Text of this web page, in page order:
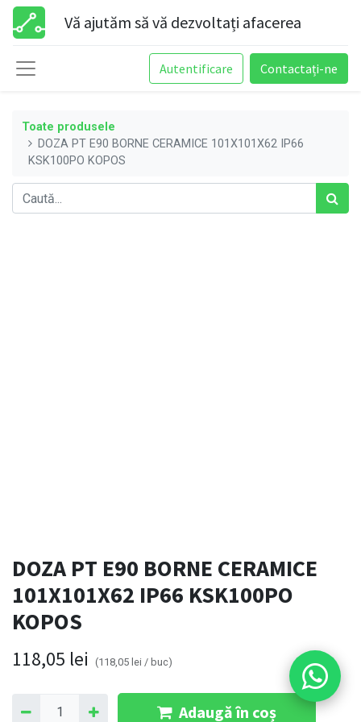
Vă ajutăm să vă dezvoltați afacerea
Autentificare Contactați-ne
Toate produsele
DOZA PT E90 BORNE CERAMICE 101X101X62 IP66
KSK100PO KOPOS
DOZA PT E90 BORNE CERAMICE
101X101X62 IP66 KSK100PO
KOPOS
118,05 lei (118,05 lei / buc)
Adaugă în coș